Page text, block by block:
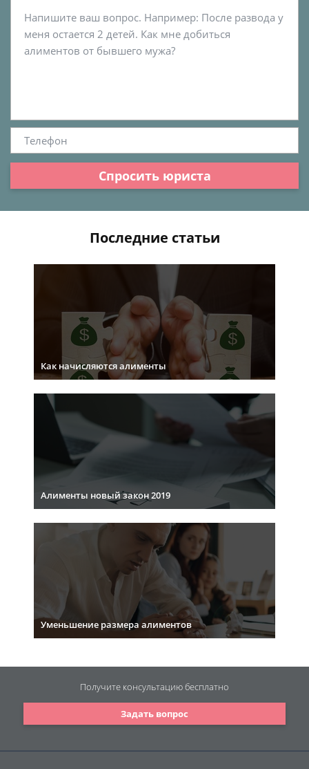
Спросить юриста
Последние статьи
Как начисляются алименты
Алименты новый закон 2019
Уменьшение размера алиментов
Задать вопрос
Получите консультациюбесплатно